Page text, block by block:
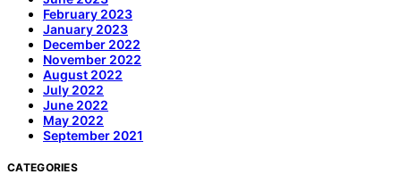
February 2023
January 2023
December 2022
November 2022
August 2022
July 2022
June 2022
May 2022
September 2021
CATEGORIES